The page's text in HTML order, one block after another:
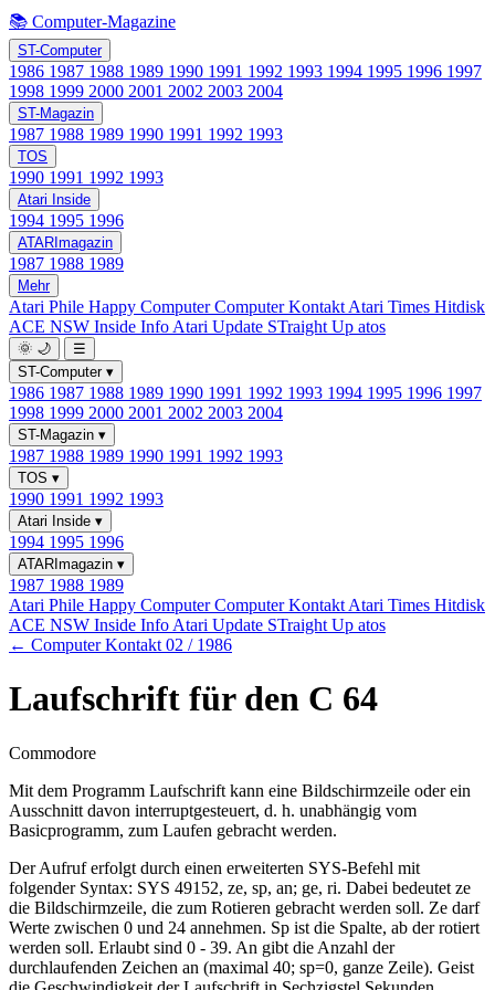
📚 Computer-Magazine
ST-Computer
1986 1987 1988 1989 1990 1991 1992 1993 1994 1995 1996 1997
1998 1999 2000 2001 2002 2003 2004
ST-Magazin
1987 1988 1989 1990 1991 1992 1993
TOS
1990 1991 1992 1993
Atari Inside
1994 1995 1996
ATARImagazin
1987 1988 1989
Mehr
Atari Phile Happy ComputerComputer Kontakt Atari Times Hitdisk
ACE NSW Inside Info Atari Update STraight Up atos
🌞 🌙
☰
ST-Computer ▾
1986 1987 1988 1989 1990 1991 1992 1993 1994 1995 1996 1997
1998 1999 2000 2001 2002 2003 2004
ST-Magazin ▾
1987 1988 1989 1990 1991 1992 1993
TOS ▾
1990 1991 1992 1993
Atari Inside ▾
1994 1995 1996
ATARImagazin ▾
1987 1988 1989
Atari Phile Happy ComputerComputer Kontakt Atari Times Hitdisk
ACE NSW Inside Info Atari Update STraight Up atos
← Computer Kontakt 02 / 1986
Laufschrift für den C 64
Commodore
Mit dem Programm Laufschrift kann eine Bildschirmzeile oder ein
Ausschnitt davon interruptgesteuert, d. h. unabhängig vom
Basicprogramm, zum Laufen gebracht werden.
Der Aufruf erfolgt durch einen erweiterten SYS-Befehl mit
folgender Syntax: SYS 49152, ze, sp, an; ge, ri. Dabei bedeutet ze
die Bildschirmzeile, die zum Rotieren gebracht werden soll. Ze darf
Werte zwischen 0 und 24 annehmen. Sp ist die Spalte, ab der rotiert
werden soll. Erlaubt sind 0 - 39. An gibt die Anzahl der
durchlaufenden Zeichen an (maximal 40; sp=0, ganze Zeile). Geist